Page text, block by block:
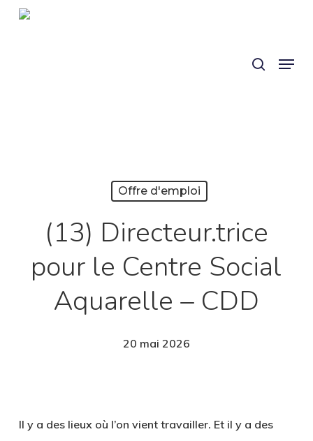
Skip
Menu
Offre d'emploi
(13) Directeur.trice
pour le Centre Social
Aquarelle – CDD
20 mai 2026
Il y a des lieux où l’on vient travailler. Et il y a des
Panneau de gestion des cookies